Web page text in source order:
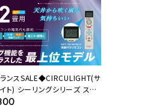
ンスSALE◆CIRCULIGHT(サ
ト) シーリングシリーズ スイ
12畳タイプ ホワイト DCC-